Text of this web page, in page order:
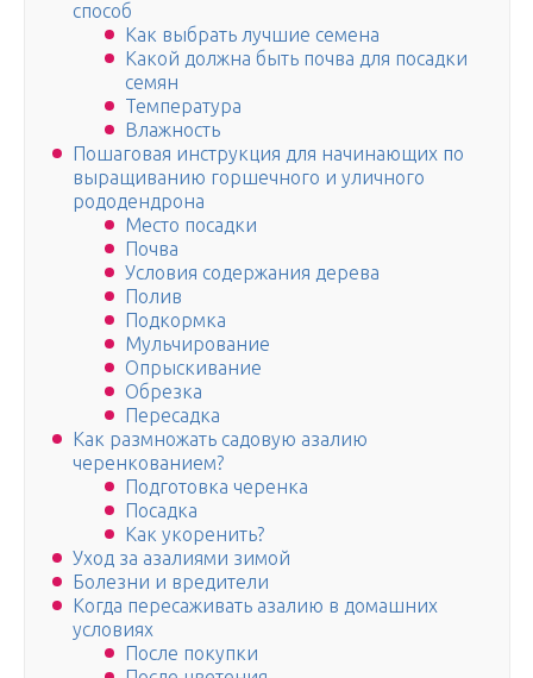
способ
Как выбрать лучшие семена
Какой должна быть почва для посадки
семян
Температура
Влажность
Пошаговая инструкция для начинающих по
выращиванию горшечного и уличного
рододендрона
Место посадки
Почва
Условия содержания дерева
Полив
Подкормка
Мульчирование
Опрыскивание
Обрезка
Пересадка
Как размножать садовую азалию
черенкованием?
Подготовка черенка
Посадка
Как укоренить?
Уход за азалиями зимой
Болезни и вредители
Когда пересаживать азалию в домашних
условиях
После покупки